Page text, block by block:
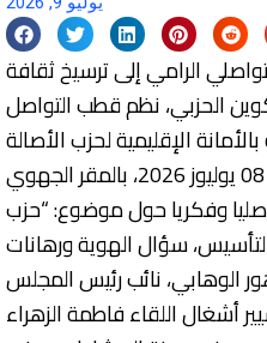
الرامي إلى ترسيخ ثقافة
الحزبي، نظم قطب التواصل
الإقليمية لحزب الأصالة
والمعاصرة، مساء الأربعاء 08 يوليوز 2026، بالمقر الجهوي
وفكريا حول موضوع: “حزب
سؤال الهوية ورهانات
الوهابي، نائب رئيس المجلس
أشغال اللقاء فاطمة الزهراء